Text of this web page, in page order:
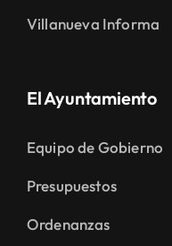
Villanueva Informa
El Ayuntamiento
Equipo de Gobierno
Presupuestos
Ordenanzas